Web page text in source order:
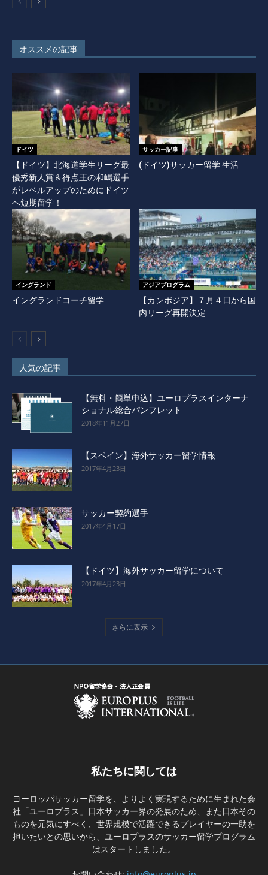
オススメの記事
ドイツ
【ドイツ】北海道学生リーグ最
優秀新人賞＆得点王の和嶋選手
がレベルアップのためにドイツ
へ短期留学！
サッカー記事
(ドイツ)サッカー留学 生活
イングランド
イングランドコーチ留学
アジアプログラム
【カンボジア】７月４日から国
内リーグ再開決定
人気の記事
【無料・簡単申込】ユーロプラスインターナ
ショナル総合パンフレット
2018年11月27日
【スペイン】海外サッカー留学情報
2017年4月23日
サッカー契約選手
2017年4月17日
【ドイツ】海外サッカー留学について
2017年4月23日
さらに表示
私たちに関しては
ヨーロッパサッカー留学を、よりよく実現するために生まれた会
社「ユーロプラス」日本サッカー界の発展のため、また日本その
ものを元気にすべく、世界規模で活躍できるプレイヤーの一助を
担いたいとの思いから、ユーロプラスのサッカー留学プログラム
はスタートしました。